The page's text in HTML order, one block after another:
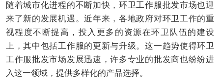
随着城市化进程的不断加快，环卫工作服批发市场也迎
来了新的发展机遇。近年来，各地政府对环卫工作的重
视程度不断提高，投入更多的资源在环卫队伍的建设
上，其中包括工作服的更新与升级。这一趋势使得环卫
工作服批发市场发展迅速，许多专业的批发商也纷纷进
入这一领域，提供多样化的产品选择。